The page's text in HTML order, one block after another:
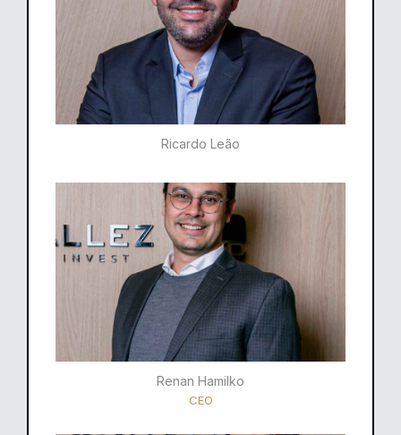
Ricardo Leão​
Renan Hamilko​
CEO